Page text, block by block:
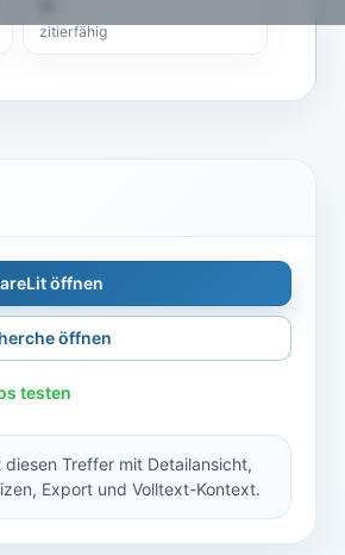
zitierfähig
öffnen
öffnen
testen
Treffer mit Detailansicht,
Export und Volltext-Kontext.